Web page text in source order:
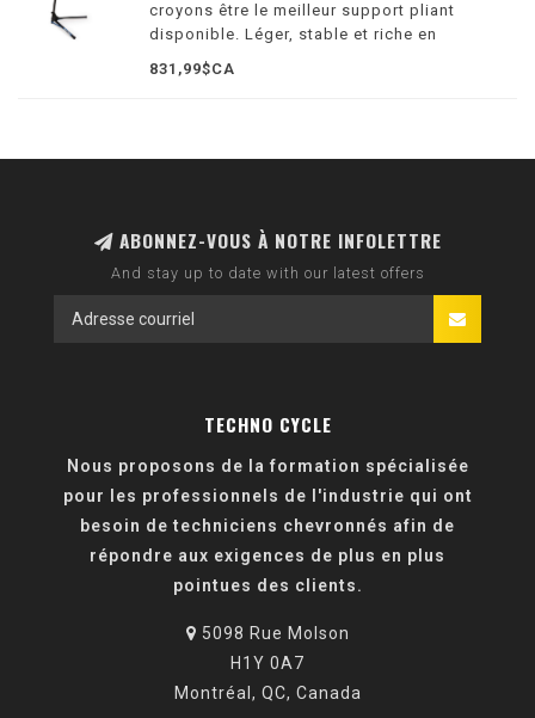
croyons être le meilleur support pliant
disponible. Léger, stable et riche en
fonctionnalités.
831,99$CA
ABONNEZ-VOUS À NOTRE INFOLETTRE
And stay up to date with our latest offers
TECHNO CYCLE
Nous proposons de la formation spécialisée
pour les professionnels de l'industrie qui ont
besoin de techniciens chevronnés afin de
répondre aux exigences de plus en plus
pointues des clients.
5098 Rue Molson
H1Y 0A7
Montréal, QC, Canada